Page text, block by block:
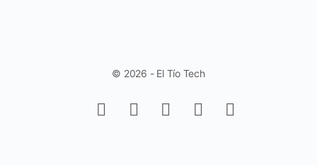
© 2026 - El Tío Tech